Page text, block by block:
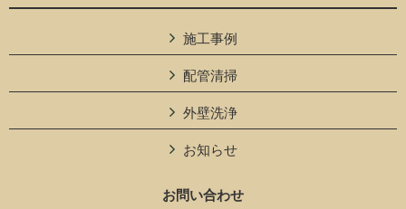
施工事例
配管清掃
外壁洗浄
お知らせ
お問い合わせ